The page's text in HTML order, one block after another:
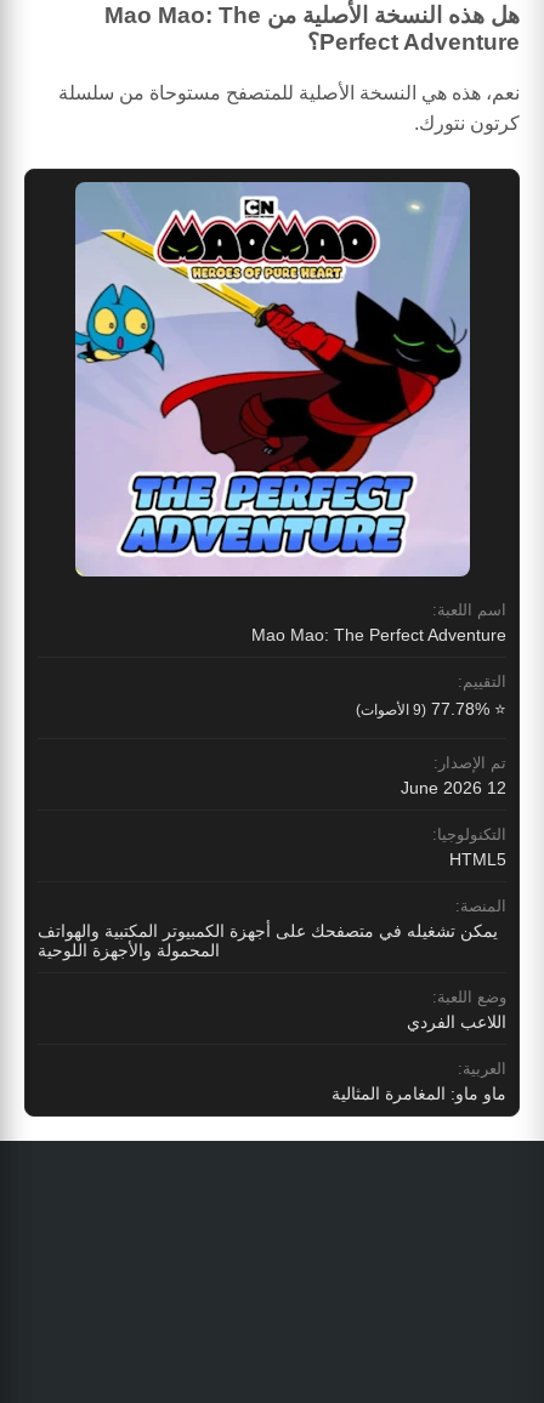
هل هذه النسخة الأصلية من Mao Mao: The
Perfect Adventure؟
نعم، هذه هي النسخة الأصلية للمتصفح مستوحاة من سلسلة
كرتون نتورك.
اسم اللعبة:
Mao Mao: The Perfect Adventure
التقييم:
⭐ 77.78% (9 الأصوات)
تم الإصدار:
12 June 2026
التكنولوجيا:
HTML5
المنصة:
يمكن تشغيله في متصفحك على أجهزة الكمبيوتر المكتبية والهواتف
المحمولة والأجهزة اللوحية
وضع اللعبة:
اللاعب الفردي
العربية:
ماو ماو: المغامرة المثالية